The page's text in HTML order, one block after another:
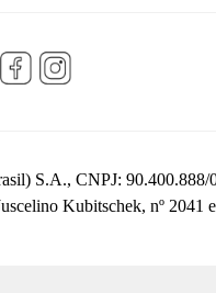
S.A., CNPJ: 90.400.888/
Kubitschek, nº 2041